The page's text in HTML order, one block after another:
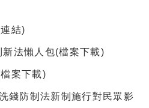
結)
法懶人包(檔案下載)
案下載)
錢防制法新制施行對民眾影